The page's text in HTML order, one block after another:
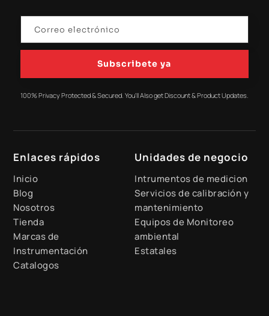
Subscribete ya
100% Privacy Protected & Secured. You'll Also get Discount & Product Updates.
Enlaces rápidos
Inicio
Blog
Nosotros
Tienda
Marcas de
Instrumentación
Catalogos
Unidades de negocio
Intrumentos de medicion
Servicios de calibración y
mantenimiento
Equipos de Monitoreo
ambiental
Estatales